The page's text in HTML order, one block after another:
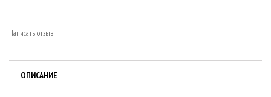
Написать отзыв
ОПИСАНИЕ